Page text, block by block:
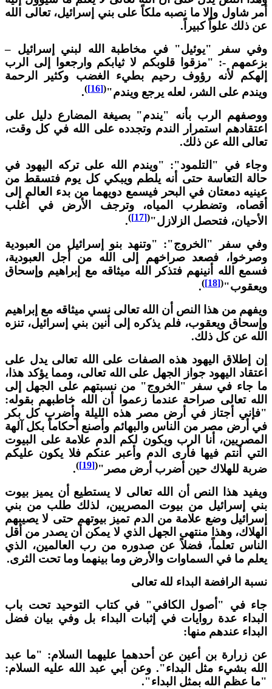
شاول وإلا ما نصبه ملكاً على بني إسرائيل، تعالى الله
ذلك علواً كبيراً.
سفر "يوئيل" في مخاطبة الله لبني إسرائيل –
-: "مزقوا قلوبكم لا ثيابكم وارجعوا إلى الرب
لأنه رؤوف رحيم بطيء الغضب وكثير الرحمة
على الشر، لعله يرجع ويندم"(
[16]
)
.
الرب بأنه "يندم" بصيغة المضارع دليل على
استمرار الندم وتجدده على الله في كل وقت،
الله عن ذلك.
في "التلمود": "ويندم الله على تركه اليهود في
التعاسة حتى أنه يلطم ويبكي كل يوم فتسقط من
دمعتان في البحر فيسمع دويهما من بدء العالم إلى
وتضطرب المياه، وترجف الأرض في أغلب
فتحصل الزلازل"(
[17]
)
.
سفر "الخروج": "وتنهد بنو إسرائيل من العبودية
فصعد صراخهم إلى الله من أجل العبودية،
الله أنينهم فتذكر الله ميثاقه مع إبراهيم وإسحاق
(
[18]
)
.
من هذا النص أن الله تعالى نسي ميثاقه مع إبراهيم
ويعقوب، فلم يذكره إلى أنين بني إسرائيل، تنزه
عن كل ذلك.
إطلاق اليهود هذه الصفات على الله تعالى يدل على
اليهود جواز الجهل على الله تعالى، ومما يؤكد هذا،
جاء في سفر "الخروج" من نسبتهم على الجهل إلى
تعالى صراحة عندما زعموا أن الله خاطبهم بقوله:
أجتاز في أرض مصر هذه الليلة وأضرب كل بكر
أرض مصر من الناس والبهائم وأصنع أحكاماً بكل آلهة
أنا الرب ويكون لكم الدم علامة على البيوت
أنتم فيها فأرى الدم وأعبر عنكم فلا يكون عليكم
للهلاك حين أضرب أرض مصر" (
[19]
)
.
هذا النص أن الله تعالى لا يستطيع أن يميز بيوت
إسرائيل من بيوت المصريين، لذلك طلب من بني
وضع علامة من الدم تميز بيوتهم حتى لا يصيبهم
وهذا منتهى الجهل الذي لا يمكن أن يصدر من أقل
تعلماً، فضلاً عن صدوره من رب العالمين، الذي
ما في السماوات والأرض وما بينهما وما تحت الثرى.
الرافضة البداء لله تعالى
في "أصول الكافي" في كتاب التوحيد تحت باب
عدة روايات في إثبات البداء بل وفي بيان فضل
عندهم منها:
زرارة بن أعين عن أحدهما عليهما السلام: "ما عبد
بشيء مثل البداء". وعن أبي عبد الله عليه السلام:
عظم الله بمثل البداء".